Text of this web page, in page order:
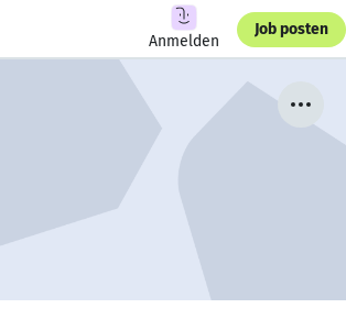
Anmelden
Job posten